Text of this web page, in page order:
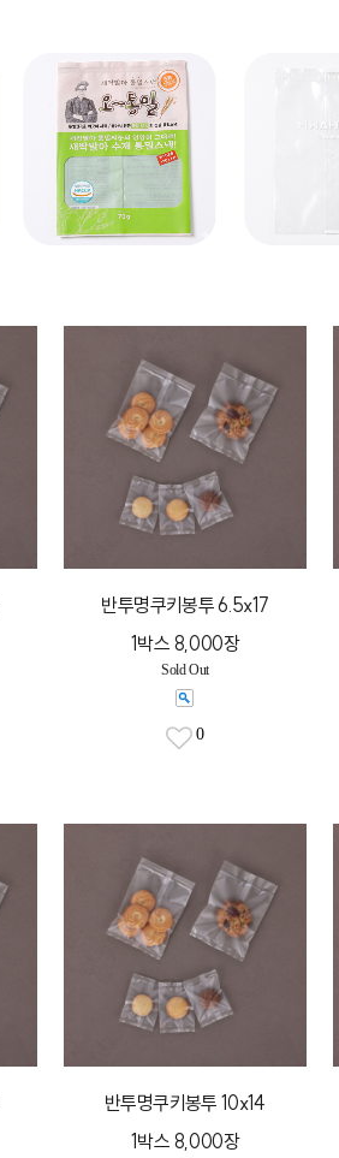
반투명쿠키봉투 6.5x17
1박스 8,000장
Sold Out
0
반투명쿠키봉투 10x14
1박스 8,000장